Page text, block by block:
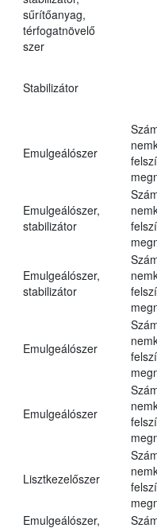
sűrítőanyag,
térfogatnövelő
szer
Stabilizátor
Emulgeálószer
Emulgeálószer,
stabilizátor
Emulgeálószer,
stabilizátor
Emulgeálószer
Emulgeálószer
Lisztkezelőszer
Emulgeálószer,